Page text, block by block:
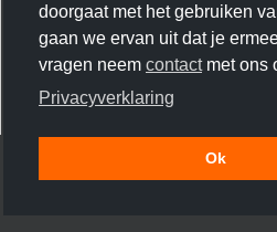
doorgaat met het gebruiken
gaan we ervan uit dat je
vragen neem contactmet ons
Privacyverklaring
Ok